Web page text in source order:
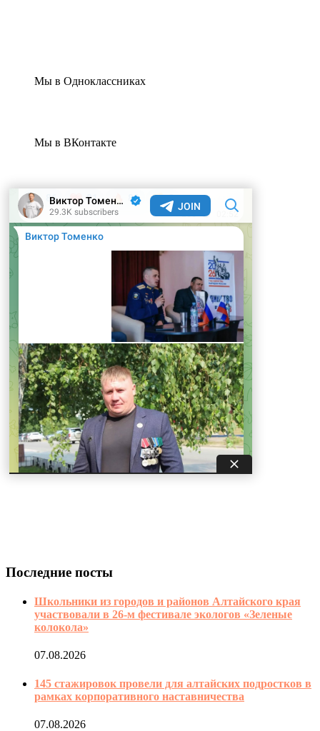
Мы в Одноклассниках
Мы в ВКонтакте
Последние посты
Школьники из городов и районов Алтайского края
участвовали в 26-м фестивале экологов «Зеленые
колокола»
07.08.2026
145 стажировок провели для алтайских подростков в
рамках корпоративного наставничества
07.08.2026